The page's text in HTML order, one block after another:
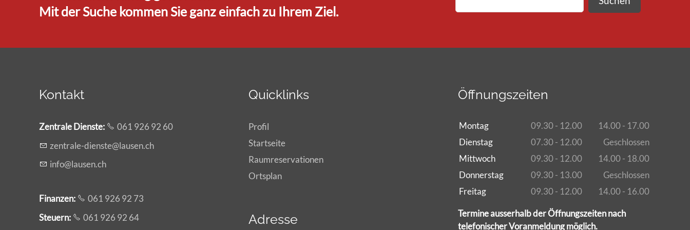
Mit der Suche kommen Sie ganz einfach zu Ihrem Ziel.
Kontakt
Zentrale Dienste:
061 926 92 60
z ntr l -d nst l s nch
nf
l s nch
Finanzen:
061 926 92 73
Steuern:
061 926 92 64
Quicklinks
Profil
Startseite
Raumreservationen
Ortsplan
Adresse
Öffnungszeiten
Montag 09.30 - 12.00
14.00 - 17.00
Dienstag
07.30 - 12.00
Geschlossen
Mittwoch
09.30 - 12.00
14.00 - 18.00
Donnerstag
09.30 - 13.00
Geschlossen
Freitag
09.30 - 12.00 14.00 - 16.00
Termine ausserhalb der Öffnungszeiten nach
telefonischer Voranmeldung möglich.